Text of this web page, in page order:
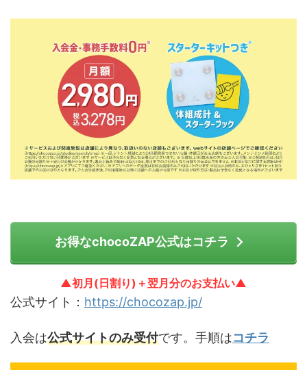
お得なchocoZAP公式はコチラ
▲初月(日割り)＋翌月分のお支払い▲
公式サイト： https://chocozap.jp/
入会は公式サイトのみ受付です。手順はコチラ